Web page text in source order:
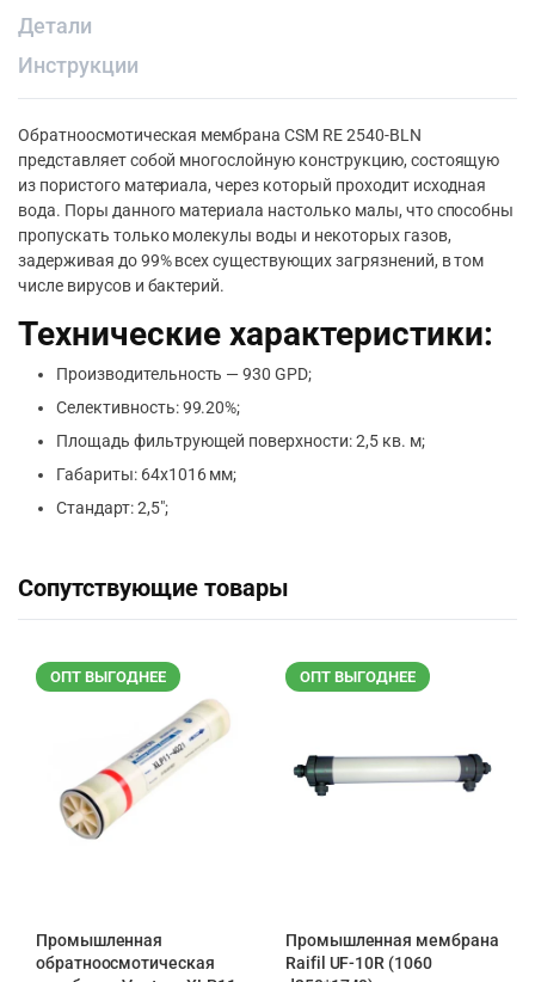
Детали
Инструкции
Обратноосмотическая мембрана CSM RE 2540-BLN
представляет собой многослойную конструкцию, состоящую
из пористого материала, через который проходит исходная
вода. Поры данного материала настолько малы, что способны
пропускать только молекулы воды и некоторых газов,
задерживая до 99% всех существующих загрязнений, в том
числе вирусов и бактерий.
Технические характеристики:
Производительность — 930 GPD;
Селективность: 99.20%;
Площадь фильтрующей поверхности: 2,5 кв. м;
Габариты: 64х1016 мм;
Стандарт: 2,5″;
Сопутствующие товары
ОПТ ВЫГОДНЕЕ
Промышленная
обратноосмотическая
ОПТ ВЫГОДНЕЕ
Промышленная мембрана
Raifil UF-10R (1060